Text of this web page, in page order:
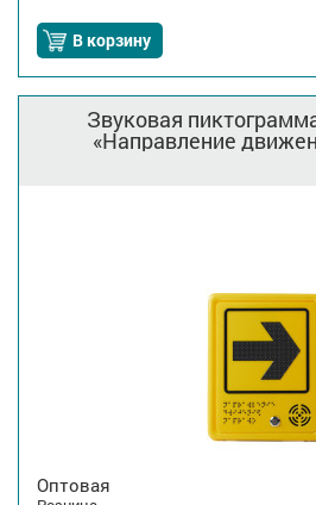
В корзину
Звуковая
«Направление
Оптовая